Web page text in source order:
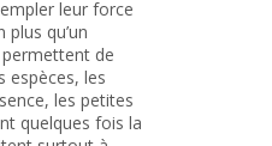
leur force
qu’un
de
espèces, les
les petites
quelques fois la